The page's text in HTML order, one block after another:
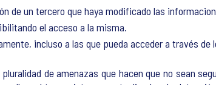
de un tercero que haya modificado las
el acceso a la misma.
incluso a las que pueda acceder a través de
de amenazas que hacen que no sean